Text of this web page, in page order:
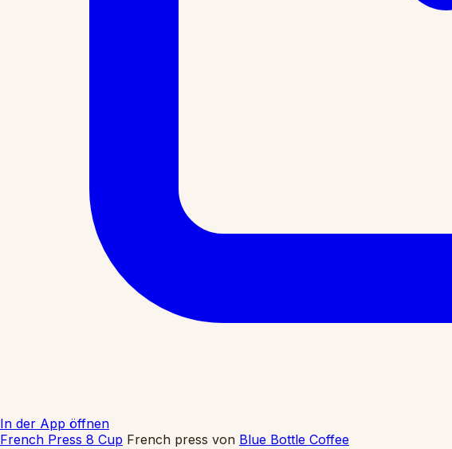
In der App öffnen
French Press 8 Cup French press von Blue Bottle Coffee